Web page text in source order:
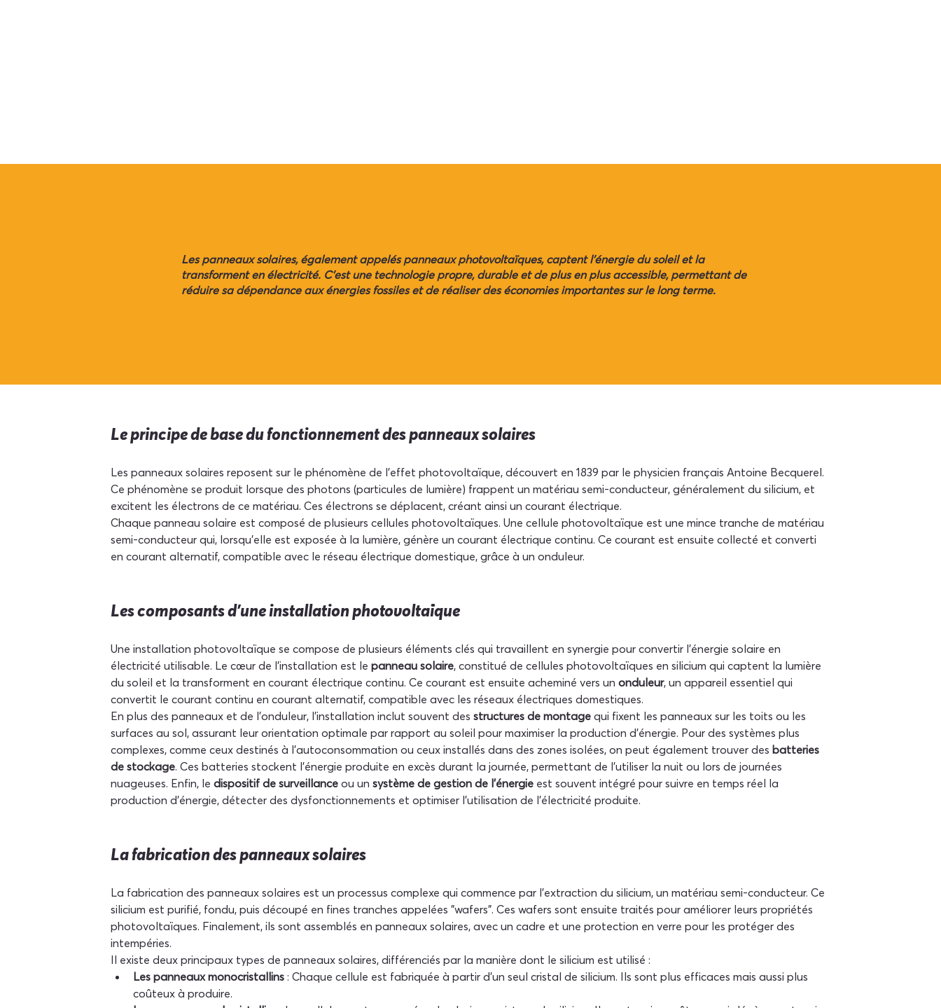
Le principe de base du fonctionnement des panneaux solaires
Les panneaux solaires reposent sur le phénomène de l'effet photovoltaïque, découvert en 1839 par le physicien français Antoine Becquerel.
Ce phénomène se produit lorsque des photons (particules de lumière) frappent un matériau semi-conducteur, généralement du silicium, et
excitent les électrons de ce matériau. Ces électrons se déplacent, créant ainsi un courant électrique.
Chaque panneau solaire est composé de plusieurs cellules photovoltaïques. Une cellule photovoltaïque est une mince tranche de matériau
semi-conducteur qui, lorsqu'elle est exposée à la lumière, génère un courant électrique continu. Ce courant est ensuite collecté et converti
en courant alternatif, compatible avec le réseau électrique domestique, grâce à un onduleur.
Les composants d'une installation photovoltaïque
Une installation photovoltaïque se compose de plusieurs éléments clés qui travaillent en synergie pour convertir l'énergie solaire en
électricité utilisable. Le cœur de l'installation est le panneau solaire, constitué de cellules photovoltaïques en silicium qui captent la lumière
du soleil et la transforment en courant électrique continu. Ce courant est ensuite acheminé vers un onduleur, un appareil essentiel qui
convertit le courant continu en courant alternatif, compatible avec les réseaux électriques domestiques.
En plus des panneaux et de l'onduleur, l'installation inclut souvent des structures de montage qui fixent les panneaux sur les toits ou les
surfaces au sol, assurant leur orientation optimale par rapport au soleil pour maximiser la production d'énergie. Pour des systèmes plus
complexes, comme ceux destinés à l'autoconsommation ou ceux installés dans des zones isolées, on peut également trouver des batteries
de stockage. Ces batteries stockent l'énergie produite en excès durant la journée, permettant de l'utiliser la nuit ou lors de journées
nuageuses. Enfin, le dispositif de surveillance ou un système de gestion de l'énergie est souvent intégré pour suivre en temps réel la
production d'énergie, détecter des dysfonctionnements et optimiser l'utilisation de l'électricité produite.
La fabrication des panneaux solaires
La fabrication des panneaux solaires est un processus complexe qui commence par l'extraction du silicium, un matériau semi-conducteur. Ce
silicium est purifié, fondu, puis découpé en fines tranches appelées "wafers". Ces wafers sont ensuite traités pour améliorer leurs propriétés
photovoltaïques. Finalement, ils sont assemblés en panneaux solaires, avec un cadre et une protection en verre pour les protéger des
intempéries.
Il existe deux principaux types de panneaux solaires, différenciés par la manière dont le silicium est utilisé :
Les panneaux monocristallins : Chaque cellule est fabriquée à partir d'un seul cristal de silicium. Ils sont plus efficaces mais aussi plus
coûteux à produire.
Les panneaux solaires, également appelés panneaux photovoltaïques, captent l'énergie du soleil et la
transforment en électricité. C'est une technologie propre, durable et de plus en plus accessible, permettant de
réduire sa dépendance aux énergies fossiles et de réaliser des économies importantes sur le long terme.